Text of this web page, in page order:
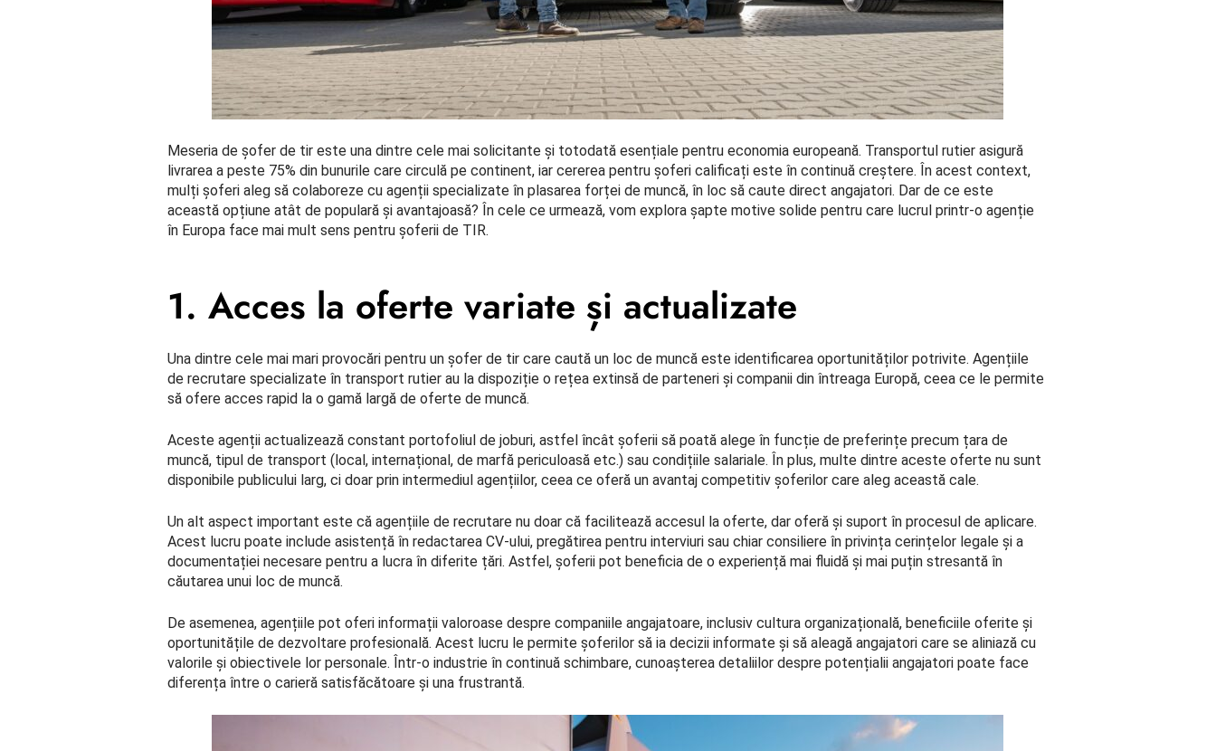
Meseria de șofer de tir este una dintre cele mai solicitante și totodată esențiale pentru economia europeană. Transportul rutier asigură
livrarea a peste 75% din bunurile care circulă pe continent, iar cererea pentru șoferi calificați este în continuă creștere. În acest context,
mulți șoferi aleg să colaboreze cu agenții specializate în plasarea forței de muncă, în loc să caute direct angajatori. Dar de ce este
această opțiune atât de populară și avantajoasă? În cele ce urmează, vom explora șapte motive solide pentru care lucrul printr-o agenție
în Europa face mai mult sens pentru șoferii de TIR.
1. Acces la oferte variate și actualizate
Una dintre cele mai mari provocări pentru un șofer de tir care caută un loc de muncă este identificarea oportunităților potrivite. Agențiile
de recrutare specializate în transport rutier au la dispoziție o rețea extinsă de parteneri și companii din întreaga Europă, ceea ce le permite
să ofere acces rapid la o gamă largă de oferte de muncă.
Aceste agenții actualizează constant portofoliul de joburi, astfel încât șoferii să poată alege în funcție de preferințe precum țara de
muncă, tipul de transport (local, internațional, de marfă periculoasă etc.) sau condițiile salariale. În plus, multe dintre aceste oferte nu sunt
disponibile publicului larg, ci doar prin intermediul agențiilor, ceea ce oferă un avantaj competitiv șoferilor care aleg această cale.
Un alt aspect important este că agențiile de recrutare nu doar că facilitează accesul la oferte, dar oferă și suport în procesul de aplicare.
Acest lucru poate include asistență în redactarea CV-ului, pregătirea pentru interviuri sau chiar consiliere în privința cerințelor legale și a
documentației necesare pentru a lucra în diferite țări. Astfel, șoferii pot beneficia de o experiență mai fluidă și mai puțin stresantă în
căutarea unui loc de muncă.
De asemenea, agențiile pot oferi informații valoroase despre companiile angajatoare, inclusiv cultura organizațională, beneficiile oferite și
oportunitățile de dezvoltare profesională. Acest lucru le permite șoferilor să ia decizii informate și să aleagă angajatori care se aliniază cu
valorile și obiectivele lor personale. Într-o industrie în continuă schimbare, cunoașterea detaliilor despre potențialii angajatori poate face
diferența între o carieră satisfăcătoare și una frustrantă.